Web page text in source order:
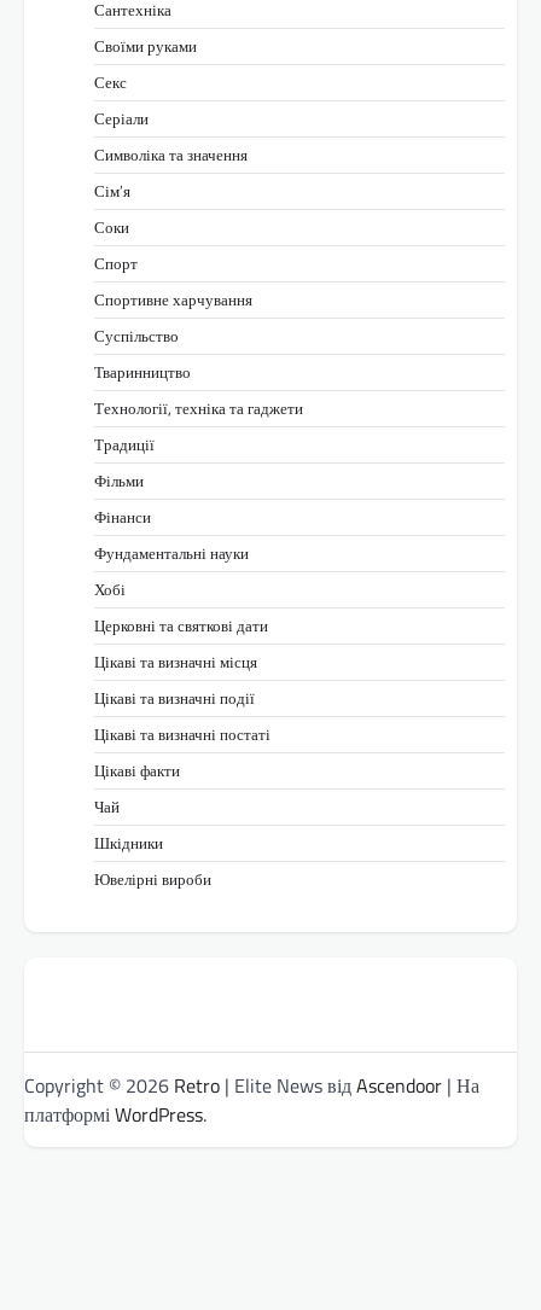
Сантехніка
Своїми руками
Секс
Серіали
Символіка та значення
Сім’я
Соки
Спорт
Спортивне харчування
Суспільство
Тваринництво
Технології, техніка та гаджети
Традиції
Фільми
Фінанси
Фундаментальні науки
Хобі
Церковні та святкові дати
Цікаві та визначні місця
Цікаві та визначні події
Цікаві та визначні постаті
Цікаві факти
Чай
Шкідники
Ювелірні вироби
Copyright © 2026 Retro | Elite News відAscendoor | На
платформіWordPress.